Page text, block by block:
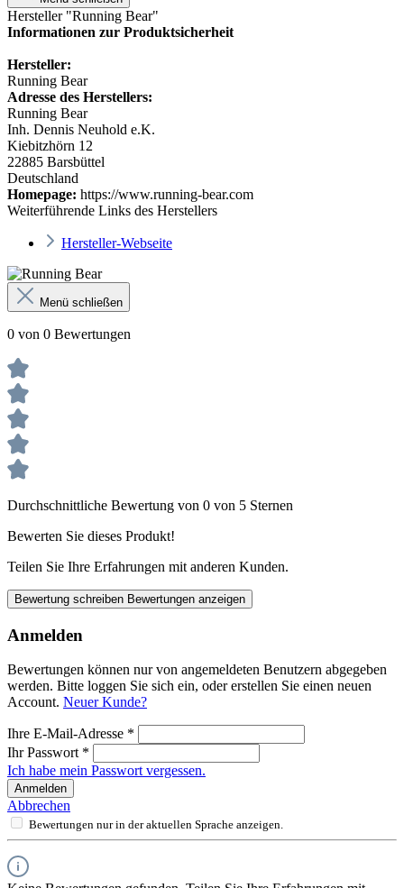
Hersteller "Running Bear"
Informationen zur Produktsicherheit
Hersteller:
Running Bear
Adresse des Herstellers:
Running Bear
Inh. Dennis Neuhold e.K.
Kiebitzhörn 12
22885 Barsbüttel
Deutschland
Homepage: https://www.running-bear.com
Weiterführende Links des Herstellers
Hersteller-Webseite
Menü schließen
0 von 0 Bewertungen
Durchschnittliche Bewertung von 0 von 5 Sternen
Bewerten Sie dieses Produkt!
Teilen Sie Ihre Erfahrungen mit anderen Kunden.
Bewertung schreiben Bewertungen anzeigen
Anmelden
Bewertungen können nur von angemeldeten Benutzern abgegeben
werden. Bitte loggen Sie sich ein, oder erstellen Sie einen neuen
Account. Neuer Kunde?
Ihre E-Mail-Adresse *
Ihr Passwort *
Ich habe mein Passwort vergessen.
Anmelden
Abbrechen
Bewertungen nur in der aktuellen Sprache anzeigen.